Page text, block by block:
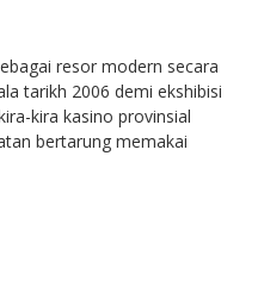
resor modern secara
tarikh 2006 demi ekshibisi
kira kasino provinsial
bertarung memakai